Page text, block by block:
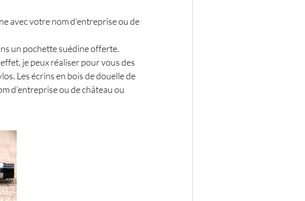
avec votre nom d'entreprise ou de
un pochette suédine offerte.
je peux réaliser pour vous des
Les écrins en bois de douelle de
d'entreprise ou de château ou